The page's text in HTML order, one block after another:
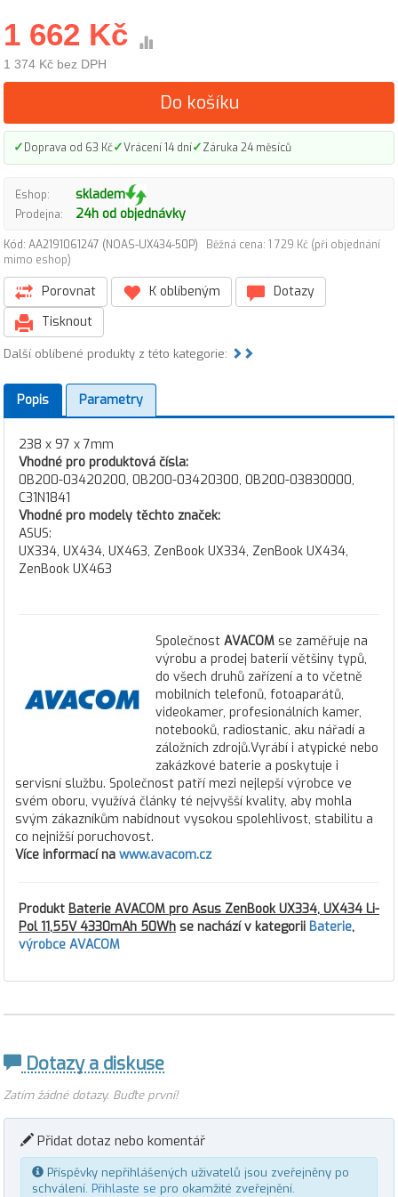
1 662 Kč
1 374 Kč bez DPH
Do košíku
✓Doprava od 63 Kč✓Vrácení 14 dní✓Záruka 24 měsíců
Eshop: skladem
Prodejna: 24h od objednávky
Kód: AA2191061247 (NOAS-UX434-50P)
Běžná cena: 1 729 Kč (při objednání
mimo eshop)
Porovnat K oblíbeným
Dotazy
Tisknout
Další oblíbené produkty z této kategorie:
Popis Parametry
238 x 97 x 7mm
Vhodné pro produktová čísla:
0B200-03420200, 0B200-03420300, 0B200-03830000,
C31N1841
Vhodné pro modely těchto značek:
ASUS:
UX334, UX434, UX463, ZenBook UX334, ZenBook UX434,
ZenBook UX463
Společnost AVACOM se zaměřuje na
výrobu a prodej baterií většiny typů,
do všech druhů zařízení a to včetně
mobilních telefonů, fotoaparátů,
videokamer, profesionálních kamer,
notebooků, radiostanic, aku nářadí a
záložních zdrojů.Vyrábí i atypické nebo
zakázkové baterie a poskytuje i
servisní službu. Společnost patří mezi nejlepší výrobce ve
svém oboru, využívá články té nejvyšší kvality, aby mohla
svým zákazníkům nabídnout vysokou spolehlivost, stabilitu a
co nejnižší poruchovost.
Více informací na www.avacom.cz
Produkt Baterie AVACOM pro Asus ZenBook UX334, UX434 Li-
Pol 11,55V 4330mAh 50Wh se nachází v kategorii Baterie,
výrobce AVACOM
Dotazy a diskuse
Zatím žádné dotazy. Buďte první!
Přidat dotaz nebo komentář
Příspěvky nepřihlášených uživatelů jsou zveřejněny po
schválení. Přihlaste se pro okamžité zveřejnění.